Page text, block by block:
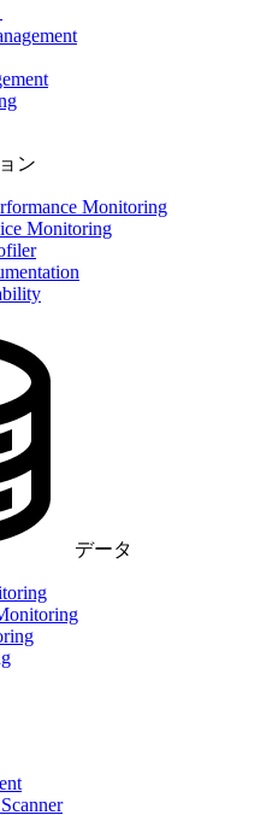
ン
Monitoring
Monitoring
データ